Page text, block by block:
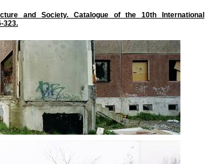
and Society. Catalogue of the 10th International
323.